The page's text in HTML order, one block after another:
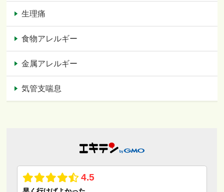
生理痛
食物アレルギー
金属アレルギー
気管支喘息